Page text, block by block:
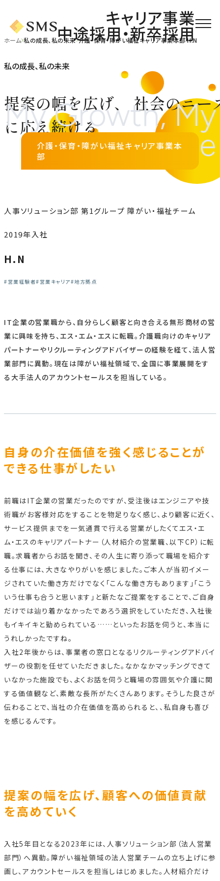
キャリア事業
中途採用・新卒採用
ホーム 私の成長、私の未来 介護・保育・障がい福祉キャリア事業本部 H.N
私の成長、私の未来
提案の幅を広げ、
社会のニー
に応え続ける
介護・保育・障がい福祉キャリア事業本
部
人事ソリューション部 第1グループ 障がい・福祉チーム
2019年入社
H.N
営業経験者 営業キャリア 地方拠点
IT企業の営業職から、自分らしく顧客と向き合える無形商材の営
業に興味を持ち、エス・エム・エスに転職。介護職向けのキャリア
パートナーやリクルーティングアドバイザーの経験を経て、法人営
業部門に異動。現在は障がい福祉領域で、全国に事業展開をす
る大手法人のアカウントセールスを担当している。
自身の介在価値を強く感じることが
できる仕事がしたい
前職はIT企業の営業だったのですが、受注後はエンジニアや技
術職がお客様対応をすることを物足りなく感じ、より顧客に近く、
サービス提供までを一気通貫で行える営業がしたくてエス・エ
ム・エスのキャリアパートナー（人材紹介の営業職、以下CP）に転
職。求職者からお話を聞き、その人生に寄り添って職場を紹介す
る仕事には、大きなやりがいを感じました。ご本人が当初イメー
ジされていた働き方だけでなく「こんな働き方もあります」「こう
いう仕事も合うと思います」と新たなご提案をすることで、ご自身
だけでは辿り着かなかったであろう選択をしていただき、入社後
もイキイキと勤められている……といったお話を伺うと、本当に
うれしかったですね。
入社2年後からは、事業者の窓口となるリクルーティングアドバイ
ザーの役割を任せていただきました。なかなかマッチングできて
いなかった施設でも、よくお話を伺うと職場の雰囲気や介護に関
する価値観など、素敵な長所がたくさんあります。そうした良さが
伝わることで、当社の介在価値を高められると、、私自身も喜び
を感じるんです。
提案の幅を広げ、顧客への価値貢献
を高めていく
入社5年目となる2023年には、人事ソリューション部（法人営業
部門）へ異動。障がい福祉領域の法人営業チームの立ち上げに参
画し、アカウントセールスを担当しはじめました。人材紹介だけ